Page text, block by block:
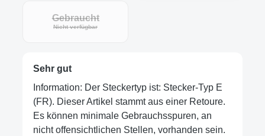
Gebraucht
Nicht verfügbar
Sehr gut
Information: Der Steckertyp ist: Stecker-Typ E
(FR). Dieser Artikel stammt aus einer Retoure.
Es können minimale Gebrauchsspuren, an
nicht offensichtlichen Stellen, vorhanden sein.